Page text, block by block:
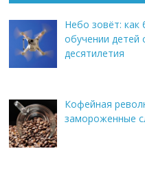
Небо зовёт: как
обучении детей
десятилетия
Кофейная
замороженные